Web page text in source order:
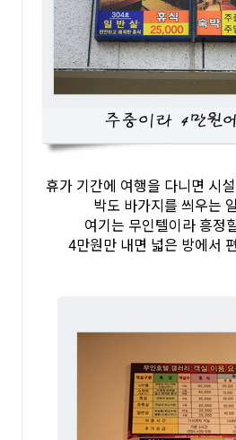
휴가 기간에 여행을 다니면 시
박도 바가지를 씌우는
여기는 무인텔이라 흥정
4만원만 내면 넓은 방에서